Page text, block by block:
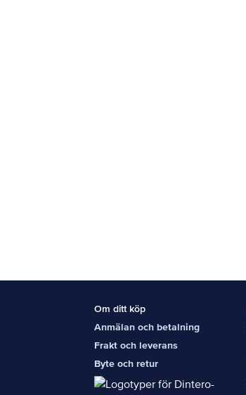
Om ditt köp
Anmälan och betalning
Frakt och leverans
Byte och retur